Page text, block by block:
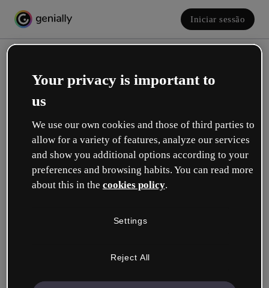
Iniciar sessão
Crie a sua conta! É grátis!
Qual descreve melhor a sua função?
Your privacy is important to
us
We use our own cookies and those of third parties to
allow for a variety of features, analyze our services
and show you additional options according to your
preferences and browsing habits. You can read more
about this in the cookies policy.
Settings
Reject All